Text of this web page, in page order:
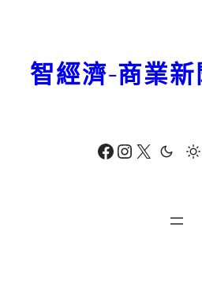
Facebook Instagram X
智經濟-商業新